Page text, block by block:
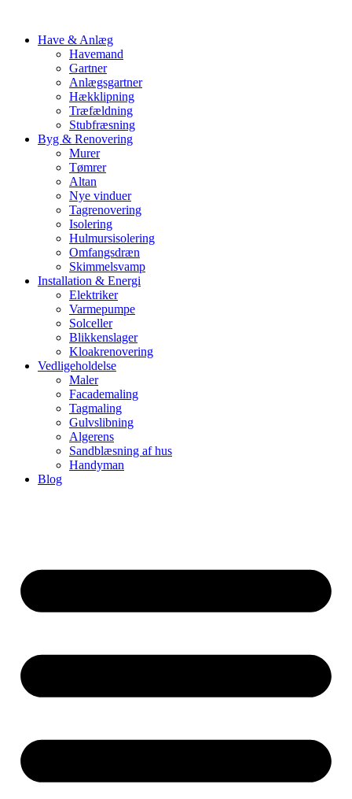
Have & Anlæg
Havemand
Gartner
Anlægsgartner
Hækklipning
Træfældning
Stubfræsning
Byg & Renovering
Murer
Tømrer
Altan
Nye vinduer
Tagrenovering
Isolering
Hulmursisolering
Omfangsdræn
Skimmelsvamp
Installation & Energi
Elektriker
Varmepumpe
Solceller
Blikkenslager
Kloakrenovering
Vedligeholdelse
Maler
Facademaling
Tagmaling
Gulvslibning
Algerens
Sandblæsning af hus
Handyman
Blog